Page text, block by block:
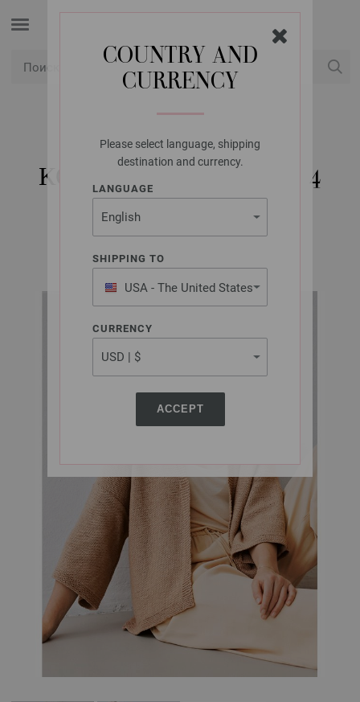
COUNTRY AND
CURRENCY
Please select language, shipping
destination and currency.
LANGUAGE
SHIPPING TO
USA - The United States
of America
CURRENCY
ACCEPT
LANA GROSSA
КОФТА BRIGITTE NO. 4
BRIGITTE NO. 4 SPECIAL Booklet | Модель 2